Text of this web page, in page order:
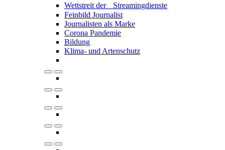
Wettstreit der Streamingdienste
Feinbild Journalist
Journalisten als Marke
Corona Pandemie
Bildung
Klima- und Artenschutz